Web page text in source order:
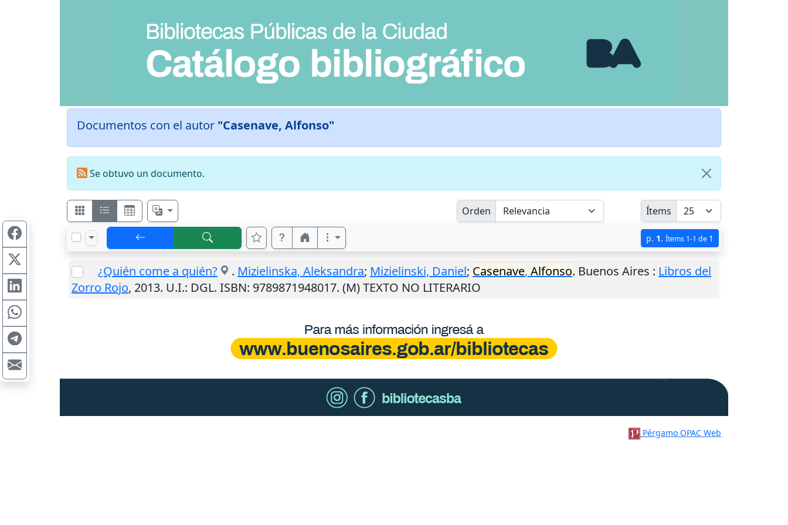
Documentos con el autor "Casenave, Alfonso"
Se obtuvo un documento.
Orden Ítems
p. 1. Ítems 1-1 de 1
¿Quién come a quién? . Mizielinska, Aleksandra; Mizielinski, Daniel; Casenave, Alfonso. Buenos Aires : Libros del
Zorro Rojo, 2013. U.I.: DGL. ISBN: 9789871948017. (M) TEXTO NO LITERARIO
Pérgamo OPAC Web